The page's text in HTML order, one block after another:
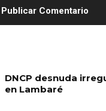
DNCP desnuda
en Lambaré